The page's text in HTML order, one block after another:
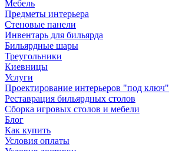
Мебель
Предметы интерьера
Стеновые панели
Инвентарь для бильярда
Бильярдные шары
Треугольники
Киевницы
Услуги
Проектирование интерьеров "под ключ"
Реставрация бильярдных столов
Сборка игровых столов и мебели
Блог
Как купить
Условия оплаты